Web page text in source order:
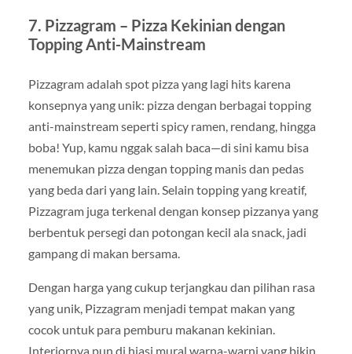
7. Pizzagram – Pizza Kekinian dengan
Topping Anti-Mainstream
Pizzagram adalah spot pizza yang lagi hits karena
konsepnya yang unik: pizza dengan berbagai topping
anti-mainstream seperti spicy ramen, rendang, hingga
boba! Yup, kamu nggak salah baca—di sini kamu bisa
menemukan pizza dengan topping manis dan pedas
yang beda dari yang lain. Selain topping yang kreatif,
Pizzagram juga terkenal dengan konsep pizzanya yang
berbentuk persegi dan potongan kecil ala snack, jadi
gampang di makan bersama.
Dengan harga yang cukup terjangkau dan pilihan rasa
yang unik, Pizzagram menjadi tempat makan yang
cocok untuk para pemburu makanan kekinian.
Interiornya pun di hiasi mural warna-warni yang bikin